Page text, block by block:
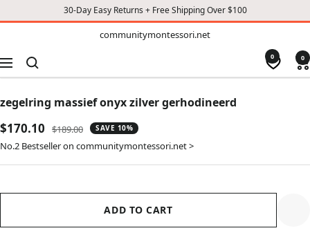
30-Day Easy Returns + Free Shipping Over $100
communitymontessori.net
Navigation
0 0
zegelring massief onyx zilver gerhodineerd
Sale
price
$170.10
Regular
price
$189.00 SAVE 10%
No.2 Bestseller on communitymontessori.net >
ADD TO CART